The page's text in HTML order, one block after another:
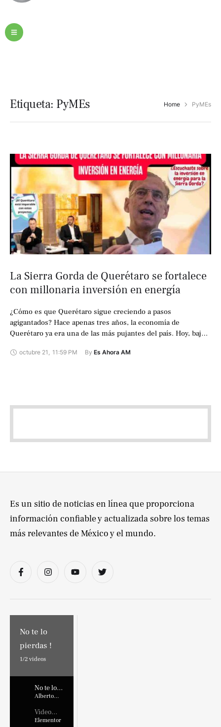
Etiqueta: PyMEs Home PyMEs
La Sierra Gorda de Querétaro se fortalece
con millonaria inversión en energía
¿Cómo es que Querétaro sigue creciendo a pasos
agigantados? Hace apenas tres años, la economía de
Querétaro ya era una de las más pujantes del país. Hoy, bajo
octubre 21 , 11:59 PM By Es Ahora AM
No te lo
pierdas !
1/2 videos
No te lo
pierdas !
Alberto
Video
Placehold
Elementor
Es un sitio de noticias en línea que proporciona
información confiable y actualizada sobre los temas
más relevantes de México y el mundo.